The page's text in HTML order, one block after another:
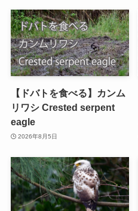
【ドバトを食べる】カンム
リワシ Crested serpent
eagle
2026年8月5日